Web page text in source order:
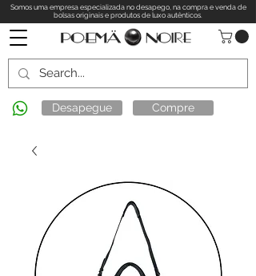
Somos uma empresa especializada no desapego, na compra e venda de
bolsas originais e produtos de luxo autênticos.
Desapegue Compre